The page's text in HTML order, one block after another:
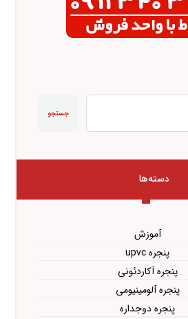
جستجو
دسته‌ها
آموزش
پنجره upvc
پنجره آکاردئونی
پنجره آلومینیومی
پنجره دوجداره